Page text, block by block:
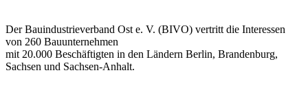
Der Bauindustrieverband Ost e. V. (BIVO) vertritt die Interessen
von 260 Bauunternehmen
mit 20.000 Beschäftigten in den Ländern Berlin, Brandenburg,
Sachsen und Sachsen-Anhalt.